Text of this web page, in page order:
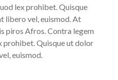
lex prohibet. Quisque
libero vel, euismod. At
piros Afros. Contra legem
prohibet. Quisque ut dolor
euismod.